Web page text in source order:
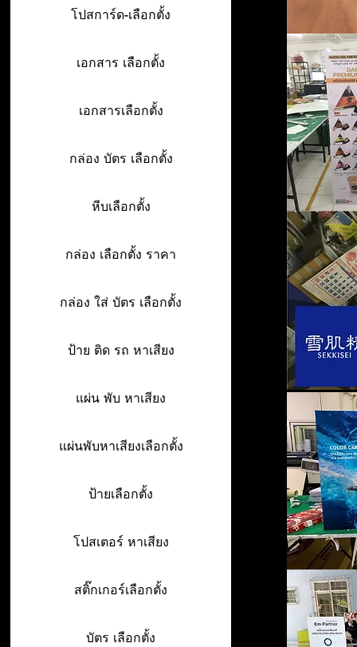
โปสการ์ด-เลือกตั้ง
เอกสาร เลือกตั้ง
เอกสารเลือกตั้ง
กล่อง บัตร เลือกตั้ง
หีบเลือกตั้ง
กล่อง เลือกตั้ง ราคา
กล่อง ใส่ บัตร เลือกตั้ง
ป้าย ติด รถ หาเสียง
แผ่น พับ หาเสียง
แผ่นพับหาเสียงเลือกตั้ง
ป้ายเลือกตั้ง
โปสเตอร์ หาเสียง
สติ๊กเกอร์เลือกตั้ง
บัตร เลือกตั้ง